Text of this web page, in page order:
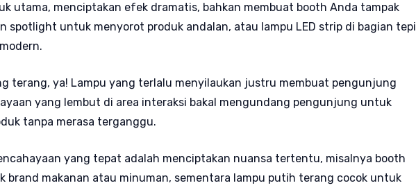
utama, menciptakan efek dramatis, bahkan membuat booth Anda tampak
spotlight untuk menyorot produk andalan, atau lampu LED strip di bagian tepi
terang, ya! Lampu yang terlalu menyilaukan justru membuat pengunjung
yang lembut di area interaksi bakal mengundang pengunjung untuk
tanpa merasa terganggu.
yang tepat adalah menciptakan nuansa tertentu, misalnya booth
brand makanan atau minuman, sementara lampu putih terang cocok untuk